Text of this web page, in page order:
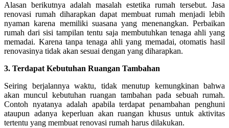
Alasan berikutnya adalah masalah estetika rumah tersebut. Jasa
renovasi rumah diharapkan dapat membuat rumah menjadi lebih
nyaman karena memiliki suasana yang menenangkan. Perbaikan
rumah dari sisi tampilan tentu saja membutuhkan tenaga ahli yang
memadai. Karena tanpa tenaga ahli yang memadai, otomatis hasil
renovasinya tidak akan sesuai dengan yang diharapkan.
3. Terdapat Kebutuhan Ruangan Tambahan
Seiring berjalannya waktu, tidak menutup kemungkinan bahwa
akan muncul kebutuhan ruangan tambahan pada sebuah rumah.
Contoh nyatanya adalah apabila terdapat penambahan penghuni
ataupun adanya keperluan akan ruangan khusus untuk aktivitas
tertentu yang membuat renovasi rumah harus dilakukan.